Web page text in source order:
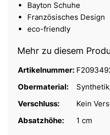
Bayton Schuhe
Französisches Design
eco-friendly
Mehr zu diesem
Artikelnummer:
Obermaterial:
Verschluss:
Kein
Absatzhöhe:
1 cm